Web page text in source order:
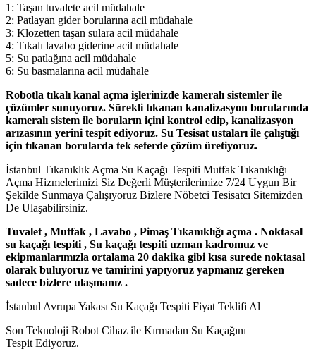
1: Taşan tuvalete acil müdahale
2: Patlayan gider borularına acil müdahale
3: Klozetten taşan sulara acil müdahale
4: Tıkalı lavabo giderine acil müdahale
5: Su patlağına acil müdahale
6: Su basmalarına acil müdahale
Robotla tıkalı kanal açma işlerinizde kameralı sistemler ile
çözümler sunuyoruz. Sürekli tıkanan kanalizasyon borularında
kameralı sistem ile boruların içini kontrol edip, kanalizasyon
arızasının yerini tespit ediyoruz. Su Tesisat ustaları ile çalıştığı
için tıkanan borularda tek seferde çözüm üretiyoruz.
İstanbul Tıkanıklık Açma Su Kaçağı Tespiti Mutfak Tıkanıklığı
Açma Hizmelerimizi Siz Değerli Müşterilerimize 7/24 Uygun Bir
Şekilde Sunmaya Çalışıyoruz Bizlere Nöbetci Tesisatcı Sitemizden
De Ulaşabilirsiniz.
Tuvalet , Mutfak , Lavabo , Pimaş Tıkanıklığı açma . Noktasal
su kaçağı tespiti , Su kaçağı tespiti uzman kadromuz ve
ekipmanlarımızla ortalama 20 dakika gibi kısa surede noktasal
olarak buluyoruz ve tamirini yapıyoruz yapmanız gereken
sadece bizlere ulaşmanız .
İstanbul Avrupa Yakası Su Kaçağı Tespiti Fiyat Teklifi Al
Son Teknoloji Robot Cihaz ile Kırmadan Su Kaçağını
Tespit Ediyoruz.